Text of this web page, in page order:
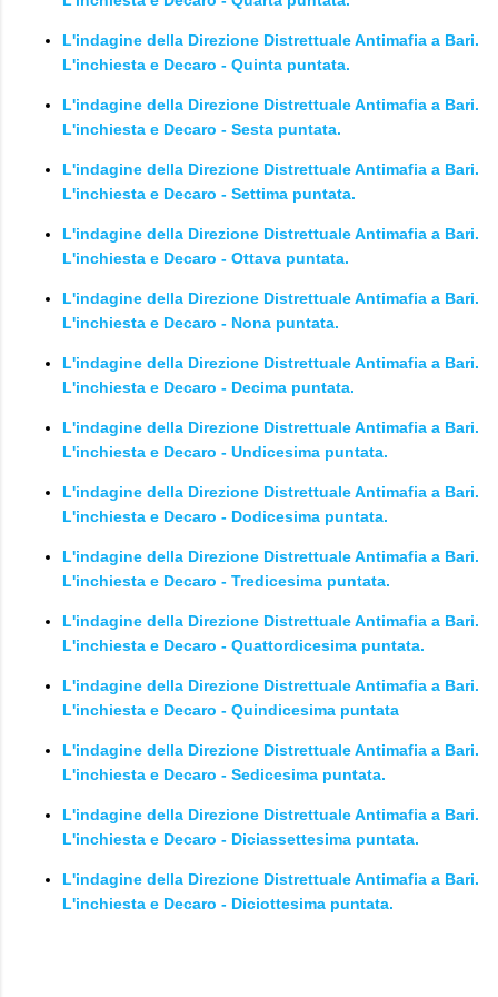
L'indagine della Direzione Distrettuale Antimafia a Bari.
L'inchiesta e Decaro - Quinta puntata.
L'indagine della Direzione Distrettuale Antimafia a Bari.
L'inchiesta e Decaro - Sesta puntata.
L'indagine della Direzione Distrettuale Antimafia a Bari.
L'inchiesta e Decaro - Settima puntata.
L'indagine della Direzione Distrettuale Antimafia a Bari.
L'inchiesta e Decaro - Ottava puntata.
L'indagine della Direzione Distrettuale Antimafia a Bari.
L'inchiesta e Decaro - Nona puntata.
L'indagine della Direzione Distrettuale Antimafia a Bari.
L'inchiesta e Decaro - Decima puntata.
L'indagine della Direzione Distrettuale Antimafia a Bari.
L'inchiesta e Decaro - Undicesima puntata.
L'indagine della Direzione Distrettuale Antimafia a Bari.
L'inchiesta e Decaro - Dodicesima puntata.
L'indagine della Direzione Distrettuale Antimafia a Bari.
L'inchiesta e Decaro - Tredicesima puntata.
L'indagine della Direzione Distrettuale Antimafia a Bari.
L'inchiesta e Decaro - Quattordicesima puntata.
L'indagine della Direzione Distrettuale Antimafia a Bari.
L'inchiesta e Decaro - Quindicesima puntata
L'indagine della Direzione Distrettuale Antimafia a Bari.
L'inchiesta e Decaro - Sedicesima puntata.
L'indagine della Direzione Distrettuale Antimafia a Bari.
L'inchiesta e Decaro - Diciassettesima puntata.
L'indagine della Direzione Distrettuale Antimafia a Bari.
L'inchiesta e Decaro - Diciottesima puntata.